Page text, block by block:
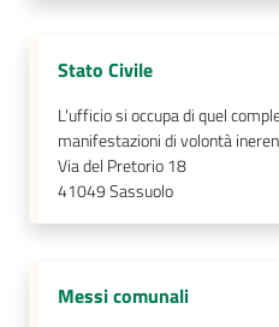
Stato Civile
L'ufficio si occupa di quel
manifestazioni di volontà
Via del Pretorio 18
41049Sassuolo
Messi comunali